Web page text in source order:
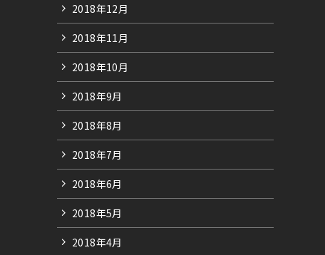
2018年12月
2018年11月
2018年10月
2018年9月
2018年8月
2018年7月
2018年6月
2018年5月
2018年4月